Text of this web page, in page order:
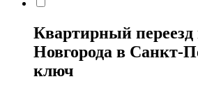
Квартирный
Новгорода в Санкт-
ключ